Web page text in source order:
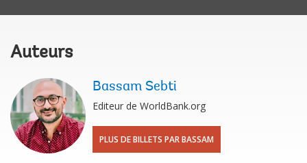
Auteurs
Bassam Sebti
Editeur de WorldBank.org
PLUS DE BILLETS PAR BASSAM